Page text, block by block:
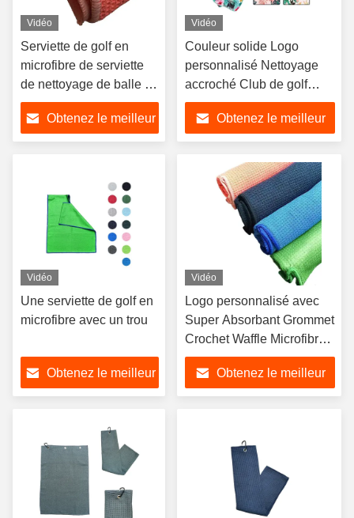
Vidéo
Serviette de golf en
microfibre de serviette
de nettoyage de balle de
golf de sublimation de
logo personnalisé
Obtenez le meilleur
Vidéo
Couleur solide Logo
personnalisé Nettoyage
accroché Club de golf
Microfibre serviette de golf
Obtenez le meilleur
Vidéo
Une serviette de golf en
microfibre avec un trou
Obtenez le meilleur
Vidéo
Logo personnalisé avec
Super Absorbant Grommet
Crochet Waffle Microfibre
serviette de golf
Obtenez le meilleur